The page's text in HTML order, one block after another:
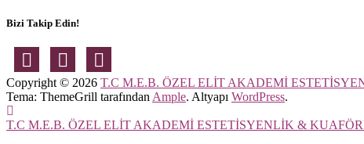
Bizi Takip Edin!
Copyright © 2026 T.C M.E.B. ÖZEL ELİT AKADEMİ
Tema: ThemeGrill tarafından Ample. Altyapı WordPress.
T.C M.E.B. ÖZEL ELİT AKADEMİ ESTETİSYENLİK &